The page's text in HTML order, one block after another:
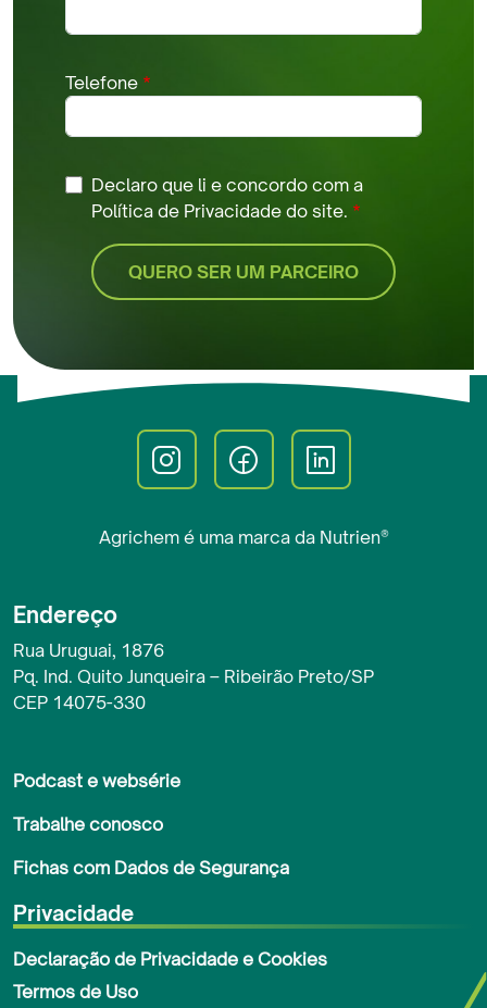
Telefone
Declaro que li e concordo com a
Política de Privacidade do site.
Agrichem é uma marca da Nutrien®
Endereço
Rua Uruguai, 1876
Pq. Ind. Quito Junqueira – Ribeirão Preto/SP
CEP 14075-330
Rodapé
Podcast e websérie
Trabalhe conosco
Fichas com Dados de Segurança
Privacidade
Declaração de Privacidade e Cookies
Termos de Uso